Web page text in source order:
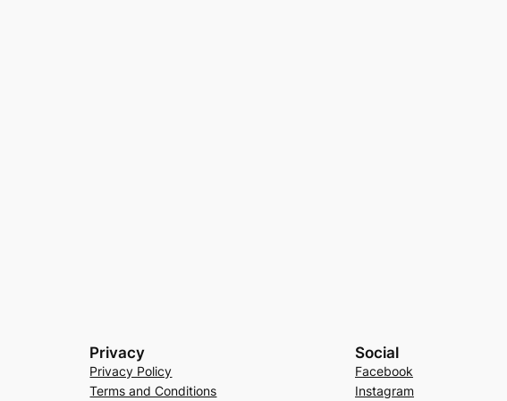
Privacy
Privacy Policy
Terms and Conditions
Social
Facebook
Instagram